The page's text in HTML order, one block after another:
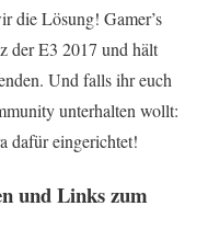
die Lösung! Gamer’s
der E3 2017 und hält
Und falls ihr euch
unterhalten wollt:
dafür eingerichtet!
und Links zum